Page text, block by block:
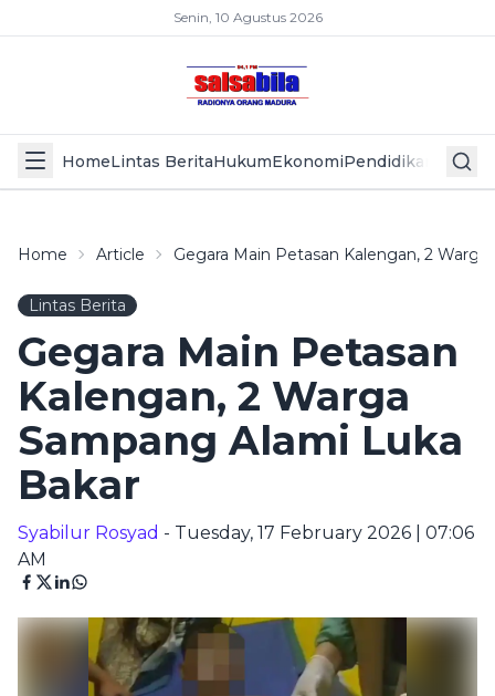
Senin, 10 Agustus 2026
HomeLintas BeritaHukumEkonomiPendidikan Politik
Home Article Gegara Main Petasan Kalengan, 2
Lintas Berita
Gegara Main Petasan
Kalengan, 2 Warga
Sampang Alami Luka
Bakar
Syabilur Rosyad - Tuesday, 17 February 2026 | 07:06
AM